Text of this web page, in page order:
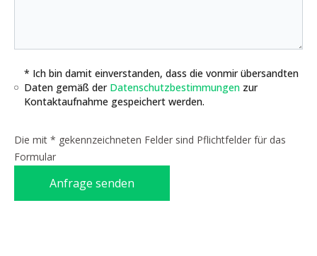
* Ich bin damit einverstanden, dass die vonmir übersandten
Daten gemäß der Datenschutzbestimmungen zur
Kontaktaufnahme gespeichert werden.
Die mit * gekennzeichneten Felder sind Pflichtfelder für das
Formular
Anfrage senden